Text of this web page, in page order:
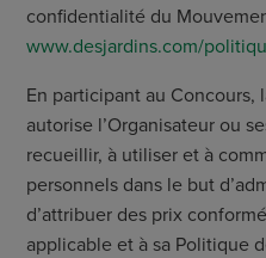
confidentialité du
www.desjardins.com/
En participant au Concours,
autorise l’Organisateur ou
recueillir, à utiliser et à
personnels dans le but
d’attribuer des prix
applicable et à sa Politique